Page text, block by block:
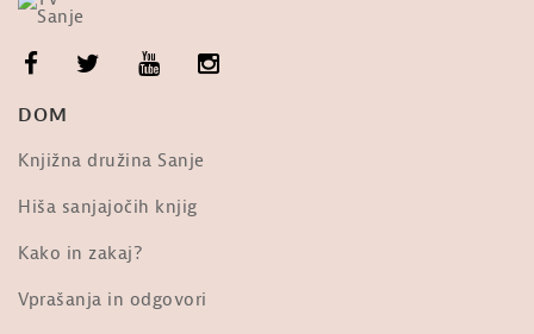
DOM
Knjižna družina Sanje
Hiša sanjajočih knjig
Kako in zakaj?
Vprašanja in odgovori